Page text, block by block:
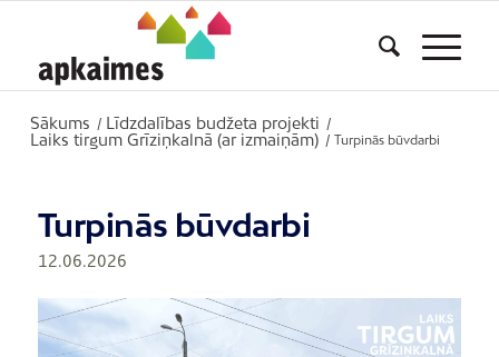
Sākums / Līdzdalības budžeta projekti /
Laiks tirgum Grīziņkalnā (ar izmaiņām) / Turpinās būvdarbi
Turpinās būvdarbi
12.06.2026